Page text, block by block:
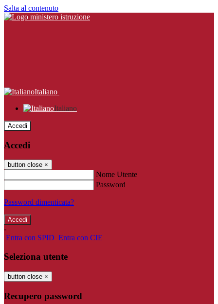
Salta al contenuto
Italiano
Italiano
Accedi
Accedi
button close ×
Nome Utente
Password
Password dimenticata?
-
Entra con SPID Entra con CIE
Seleziona utente
button close ×
Recupero password